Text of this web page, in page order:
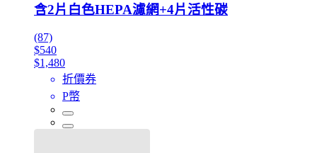
含2片白色HEPA濾網+4片活性碳
(87)
$540
$1,480
折價券
P幣